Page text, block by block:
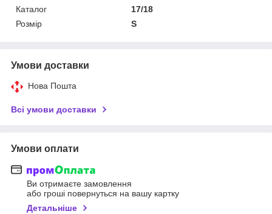
Каталог
17/18
Розмір
S
Умови доставки
Нова Пошта
Всі умови доставки
Умови оплати
Ви отримаєте замовлення
або гроші повернуться на вашу картку
Детальніше